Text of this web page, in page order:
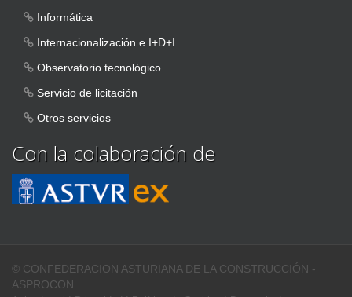
Informática
Internacionalización e I+D+I
Observatorio tecnológico
Servicio de licitación
Otros servicios
Con la colaboración de
© CONFEDERACION ASTURIANA DE LA CONSTRUCCIÓN -
ASPROCON